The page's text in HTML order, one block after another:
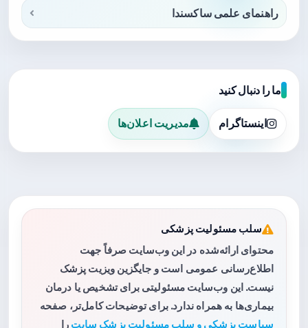
راهنمای علمی ساکسندا
ما را دنبال کنید
اینستاگرام مدیریت اعلان‌ها
سلب مسئولیت پزشکی
محتوای ارائه‌شده در این وب‌سایت صرفاً جهت
اطلاع‌رسانی عمومی است و جایگزین ویزیت پزشک
نیست. این وب‌سایت مسئولیتی برای تشخیص یا درمان
بیماری‌ها به همراه ندارد. برای توضیحات کامل‌تر، صفحه
سیاست پزشکی و سلب مسئولیت پزشک سایت را